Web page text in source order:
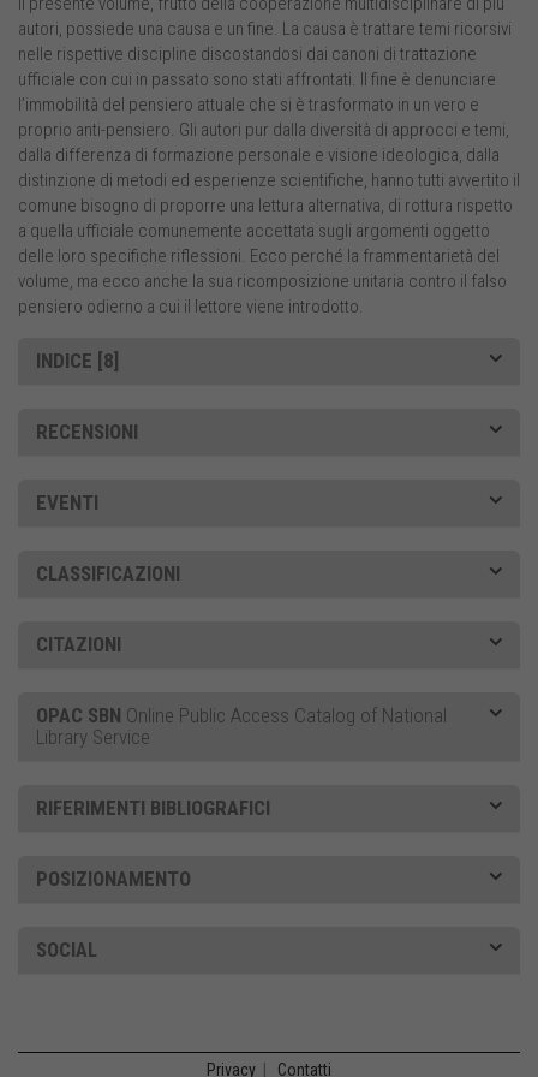
autori, possiede una causa e un fine. La causa è trattare temi ricorsivi
nelle rispettive discipline discostandosi dai canoni di trattazione
ufficiale con cui in passato sono stati affrontati. Il fine è denunciare
l’immobilità del pensiero attuale che si è trasformato in un vero e
proprio anti-pensiero. Gli autori pur dalla diversità di approcci e temi,
dalla differenza di formazione personale e visione ideologica, dalla
distinzione di metodi ed esperienze scientifiche, hanno tutti avvertito il
comune bisogno di proporre una lettura alternativa, di rottura rispetto
a quella ufficiale comunemente accettata sugli argomenti oggetto
delle loro specifiche riflessioni. Ecco perché la frammentarietà del
volume, ma ecco anche la sua ricomposizione unitaria contro il falso
pensiero odierno a cui il lettore viene introdotto.
INDICE [8]
RECENSIONI
EVENTI
CLASSIFICAZIONI
CITAZIONI
OPAC SBN Online Public Access Catalog of National
Library Service
RIFERIMENTI BIBLIOGRAFICI
POSIZIONAMENTO
SOCIAL
Privacy Contatti